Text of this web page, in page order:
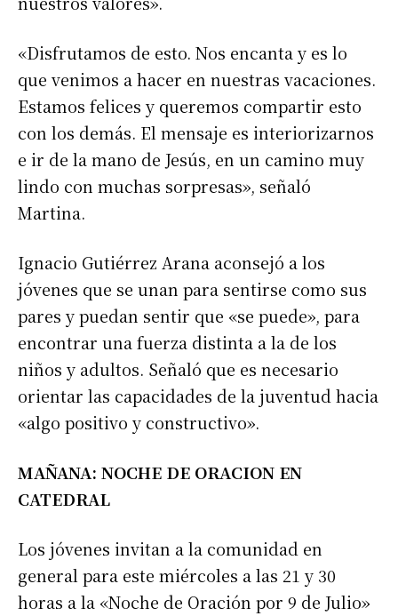
Suscribirme gratis
Dirección de correo electrónico *
Nombre
Apellidos
«Disfrutamos de esto. Nos encanta y es lo
que venimos a hacer en nuestras vacaciones.
Estamos felices y queremos compartir esto
con los demás. El mensaje es interiorizarnos
e ir de la mano de Jesús, en un camino muy
lindo con muchas sorpresas», señaló
Martina.
Ignacio Gutiérrez Arana aconsejó a los
jóvenes que se unan para sentirse como sus
pares y puedan sentir que «se puede», para
encontrar una fuerza distinta a la de los
niños y adultos. Señaló que es necesario
orientar las capacidades de la juventud hacia
«algo positivo y constructivo».
MAÑANA: NOCHE DE ORACION EN
CATEDRAL
Los jóvenes invitan a la comunidad en
general para este miércoles a las 21 y 30
horas a la «Noche de Oración por 9 de Julio»